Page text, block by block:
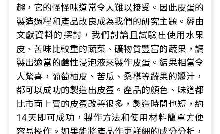
趣，它的怪怪味道常令人難以接受。因此皮蛋的
製造過程和產品改良成為我們的研究主題。經由
文獻資料的探討，我們討論且試驗出使用水果
皮、苦味比較重的蔬菜、礦物質豐富的蔬果，調
製出適當的鹼性浸泡液來製作皮蛋。結果相當令
人驚喜，葡萄柚皮、苦瓜、桑椹等蔬果的醬汁，
都可以成功的製造出皮蛋。產品的顏色、味道都
比市面上賣的皮蛋改善很多，製造時間也短，約
14 天即可成功，製作方法和使用材料簡單方便
容易操作。如果能將產品作更詳細的成分分析，